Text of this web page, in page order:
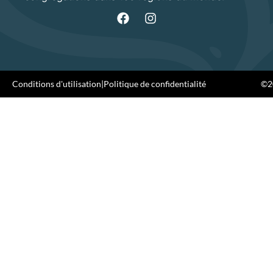
Conditions d'utilisation|Politique de confidentialité